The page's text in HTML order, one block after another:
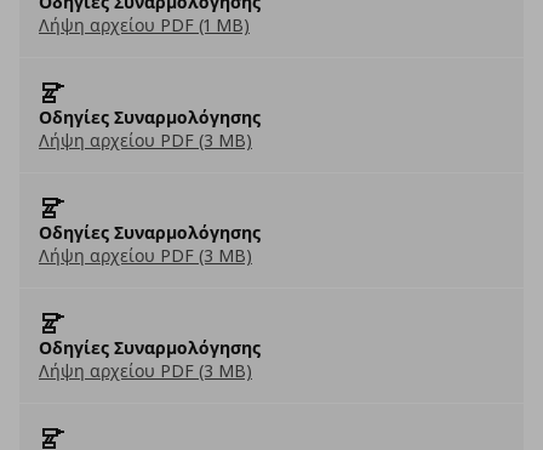
Λήψη αρχείου PDF (1 MB)
Οδηγίες Συναρμολόγησης
Λήψη αρχείου PDF (3 MB)
Οδηγίες Συναρμολόγησης
Λήψη αρχείου PDF (3 MB)
Οδηγίες Συναρμολόγησης
Λήψη αρχείου PDF (3 MB)